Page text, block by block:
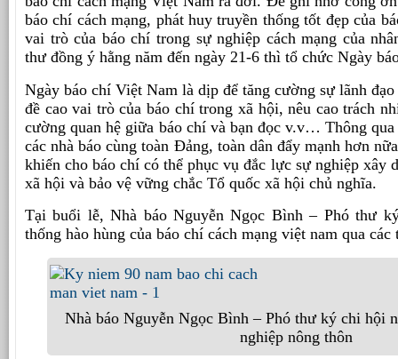
báo chí cách mạng, phát huy truyền thống tốt đẹp của
vai trò của báo chí trong sự nghiệp cách mạng của
thư đồng ý hằng năm đến ngày 21-6 thì tổ chức Ngày
Ngày báo chí Việt Nam là dịp để tăng cường sự lãnh
đề cao vai trò của báo chí trong xã hội, nêu cao trách
cường quan hệ giữa báo chí và bạn đọc v.v… Thông
các nhà báo cùng toàn Đảng, toàn dân đẩy mạnh hơn
khiến cho báo chí có thể phục vụ đắc lực sự nghiệp xây
xã hội và bảo vệ vững chắc Tổ quốc xã hội chủ nghĩa.
Tại buổi lễ, Nhà báo Nguyễn Ngọc Bình – Phó thư
thống hào hùng của báo chí cách mạng việt nam qua
Nhà báo Nguyễn Ngọc Bình – Phó thư ký chi hội
nghiệp nông thôn